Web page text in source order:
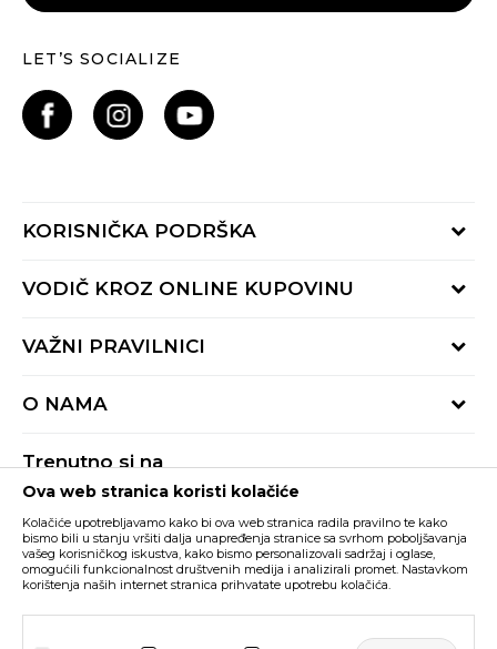
LET’S SOCIALIZE
KORISNIČKA PODRŠKA
Provjeri status porudžbine
Radno vrijeme 9-16h
VODIČ KROZ ONLINE KUPOVINU
Načini isporuke
Reklamacije
VAŽNI PRAVILNICI
Pravila Sport&Bonus programa
O NAMA
BUZZ Shopovi
Postani dio BUZZ tima
Trenutno si na
Buzz Crna Gora PROMIJENI
Nastojimo da budemo što precizniji u opisu proizvoda, prikazu slika i samih
cijena, ali ne možemo garantovati da su sve informacije kompletne i bez
grešaka. Svi artikli prikazani na sajtu su dio naše ponude i ne podrazumijeva da
su dostupni u svakom trenutku. Raspoloživost robe možete provjeriti pozivom
Ova web stranica koristi kolačiće
Kolačiće upotrebljavamo kako bi ova web stranica radila pravilno te kako
bismo bili u stanju vršiti dalja unapređenja stranice sa svrhom poboljšavanja
vašeg korisničkog iskustva, kako bismo personalizovali sadržaj i oglase,
omogućili funkcionalnost društvenih medija i analizirali promet. Nastavkom
korištenja naših internet stranica prihvatate upotrebu kolačića.